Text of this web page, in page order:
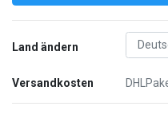
Land ändern
Versandkosten